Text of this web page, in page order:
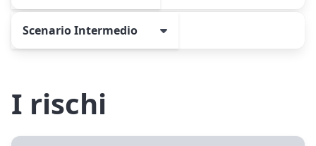
Scenario Intermedio
I rischi